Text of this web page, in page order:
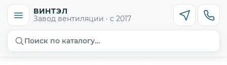
ВИНТЭЛ
Завод вентиляции · с 2017
Поиск по каталогу…